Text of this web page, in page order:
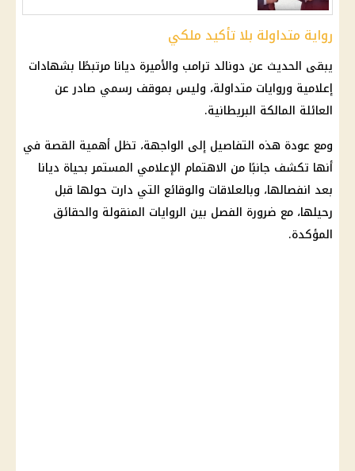
رواية متداولة بلا تأكيد ملكي
يبقى الحديث عن دونالد ترامب والأميرة ديانا مرتبطًا بشهادات
إعلامية وروايات متداولة، وليس بموقف رسمي صادر عن
العائلة المالكة البريطانية.
ومع عودة هذه التفاصيل إلى الواجهة، تظل أهمية القصة في
أنها تكشف جانبًا من الاهتمام الإعلامي المستمر بحياة ديانا
بعد انفصالها، وبالعلاقات والوقائع التي دارت حولها قبل
رحيلها، مع ضرورة الفصل بين الروايات المنقولة والحقائق
المؤكدة.